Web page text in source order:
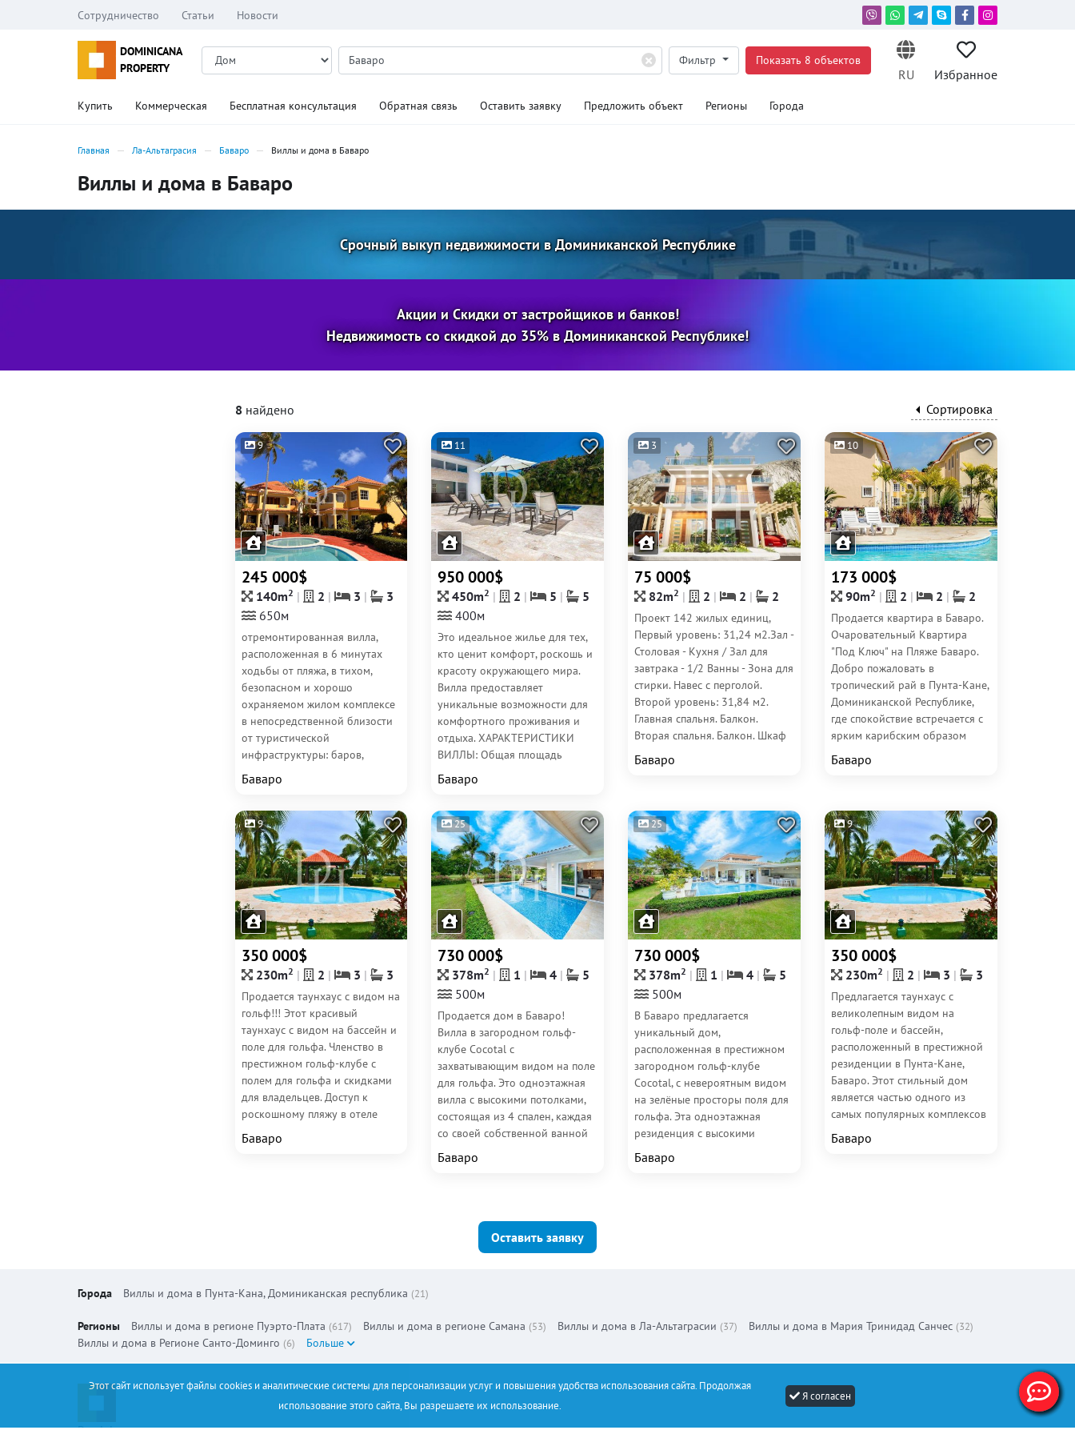
Этот сайт использует файлы cookies и аналитические системы для персонализации услуг и повышения удобства использования сайта. Продолжая
использование этого сайта, Вы разрешаете их использование.
Я согласен
Сотрудничество Статьи Новости
DOMINICANA
PROPERTY
Фильтр Показать 8 объектов
RU Избранное
Купить Коммерческая Бесплатная консультация Обратная связь Оставить заявку Предложить объект Регионы Города
Главная Ла-Альтаграсия Баваро Виллы и дома в Баваро
Виллы и дома в Баваро
Срочный выкуп недвижимости в Доминиканской Республике
Акции и Скидки от застройщиков и банков!
Недвижимость со скидкой до 35% в Доминиканской Республике!
8 найдено Сортировка
9
245 000$
140m2 2 3
3
650м
отремонтированная вилла,
расположенная в 6 минутах
ходьбы от пляжа, в тихом,
безопасном и хорошо
охраняемом жилом комплексе
в непосредственной близости
от туристической
инфраструктуры: баров,
ресторанов и продуктовых
магазинов. Дружелюбный
Баваро
11
950 000$
450m2 2 5
5
400м
Это идеальное жилье для тех,
кто ценит комфорт, роскошь и
красоту окружающего мира.
Вилла предоставляет
уникальные возможности для
комфортного проживания и
отдыха. ХАРАКТЕРИСТИКИ
ВИЛЛЫ: Общая площадь
участка: 1450 м2 Площадь
построенных...
Баваро
3
75 000$
82m2 2 2 2
Проект 142 жилых единиц,
Первый уровень: 31,24 м2.Зал -
Столовая - Кухня / Зал для
завтрака - 1/2 Ванны - Зона для
стирки. Навес с перголой.
Второй уровень: 31,84 м2.
Главная спальня. Балкон.
Вторая спальня. Балкон. Шкаф
Для Белья. Общая ванная...
Баваро
10
173 000$
90m2 2 2 2
Продается квартира в Баваро.
Очаровательный Квартира
"Под Ключ" на Пляже Баваро.
Добро пожаловать в
тропический рай в Пунта-Кане,
Доминиканской Республике,
где спокойствие встречается с
ярким карибским образом
жизни! Представляем...
Баваро
9
350 000$
230m2 2 3 3
Продается таунхаус с видом на
гольф!!! Этот красивый
таунхаус с видом на бассейн и
поле для гольфа. Членство в
престижном гольф-клубе с
полем для гольфа и скидками
для владельцев. Доступ к
роскошному пляжу в отеле
Melia Caribe. Пунта-Кана,
Баваро,...
Баваро
25
730 000$
378m2 1 4
5
500м
Продается дом в Баваро!
Вилла в загородном гольф-
клубе Cocotal с
захватывающим видом на поле
для гольфа. Это одноэтажная
вилла с высокими потолками,
состоящая из 4 спален, каждая
со своей собственной ванной
комнатой. Главная спальня
удивит вас...
Баваро
25
730 000$
378m2 1 4
5
500м
В Баваро предлагается
уникальный дом,
расположенная в престижном
загородном гольф-клубе
Cocotal, с невероятным видом
на зелёные просторы поля для
гольфа. Эта одноэтажная
резиденция с высокими
потолками включает 4
роскошные спальни, каждая с...
Баваро
9
350 000$
230m2 2 3 3
Предлагается таунхаус с
великолепным видом на
гольф-поле и бассейн,
расположенный в престижной
резиденции в Пунта-Кане,
Баваро. Этот стильный дом
является частью одного из
самых популярных комплексов
региона, предоставляя его
владельцам...
Баваро
Оставить заявку
Города Виллы и дома в Пунта-Кана, Доминиканская республика (21)
Регионы Виллы и дома в регионе Пуэрто-Плата (617) Виллы и дома в регионе Самана (53) Виллы и дома в Ла-Альтаграсии (37) Виллы и дома в Мария Тринидад Санчес (32)
Виллы и дома в Регионе Санто-Доминго (6) Больше
Dominicana